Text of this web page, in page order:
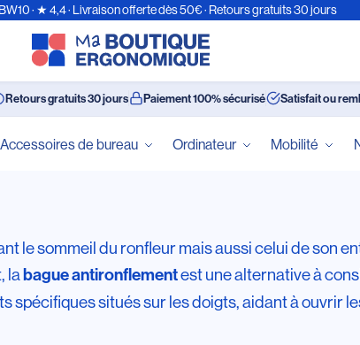
· ★ 4,4 · Livraison offerte dès 50€ · Retours gratuits 30 jours
Retours gratuits 30 jours Paiement 100% sécurisé Satisfait ou
Accessoires de bureau Ordinateur Mobilité
le sommeil du ronfleur mais aussi celui de son
labague antironflementest une alternative à
spécifiques situés sur les doigts, aidant à ouvrir